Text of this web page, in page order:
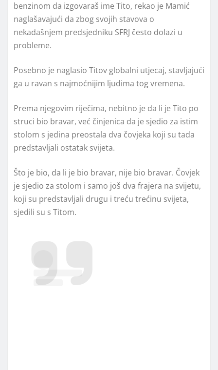
benzinom da izgovaraš ime Tito, rekao je Mamić
naglašavajući da zbog svojih stavova o
nekadašnjem predsjedniku SFRJ često dolazi u
probleme.
Posebno je naglasio Titov globalni utjecaj, stavljajući
ga u ravan s najmoćnijim ljudima tog vremena.
Prema njegovim riječima, nebitno je da li je Tito po
struci bio bravar, već činjenica da je sjedio za istim
stolom s jedina preostala dva čovjeka koji su tada
predstavljali ostatak svijeta.
Što je bio, da li je bio bravar, nije bio bravar. Čovjek
je sjedio za stolom i samo još dva frajera na svijetu,
koji su predstavljali drugu i treću trećinu svijeta,
sjedili su s Titom.